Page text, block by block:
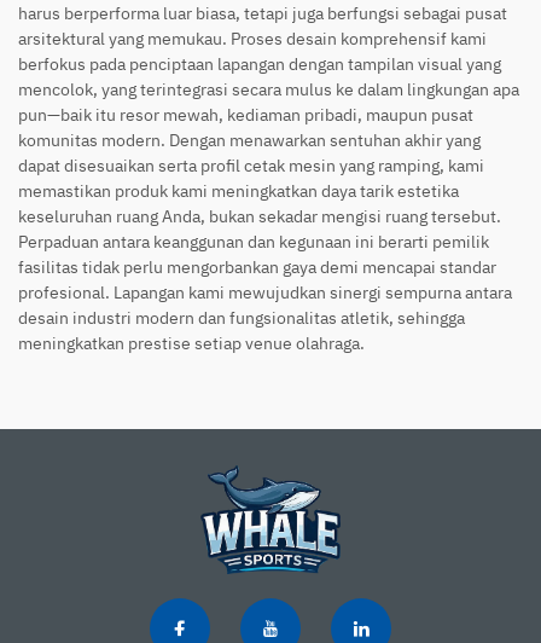
harus berperforma luar biasa, tetapi juga berfungsi sebagai pusat
arsitektural yang memukau. Proses desain komprehensif kami
berfokus pada penciptaan lapangan dengan tampilan visual yang
mencolok, yang terintegrasi secara mulus ke dalam lingkungan apa
pun—baik itu resor mewah, kediaman pribadi, maupun pusat
komunitas modern. Dengan menawarkan sentuhan akhir yang
dapat disesuaikan serta profil cetak mesin yang ramping, kami
memastikan produk kami meningkatkan daya tarik estetika
keseluruhan ruang Anda, bukan sekadar mengisi ruang tersebut.
Perpaduan antara keanggunan dan kegunaan ini berarti pemilik
fasilitas tidak perlu mengorbankan gaya demi mencapai standar
profesional. Lapangan kami mewujudkan sinergi sempurna antara
desain industri modern dan fungsionalitas atletik, sehingga
meningkatkan prestise setiap venue olahraga.